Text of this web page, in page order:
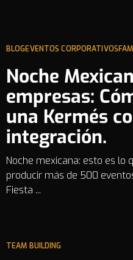
BLOGEVENTOS CORPORATIVOS
Noche
empresas:
una Kermés
integración.
Noche mexicana: esto es lo
producir más de 500
Fiesta ...
TEAM BUILDING